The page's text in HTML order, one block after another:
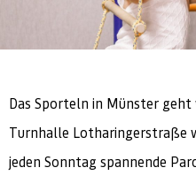
Das Sporteln in Münster geht
Turnhalle Lotharingerstraße
jeden Sonntag spannende